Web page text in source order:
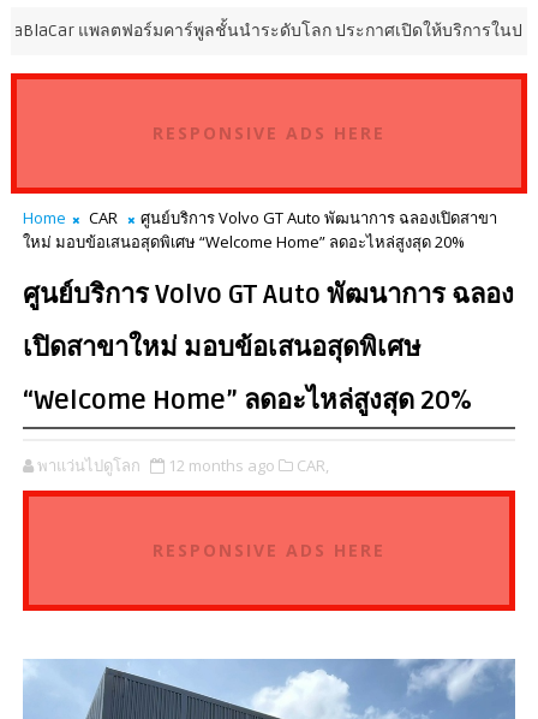
แพลตฟอร์มคาร์พูลชั้นนำระดับโลก ประกาศเปิดให้บริการในประเทศไทย
RESPONSIVE ADS HERE
Home CAR
ศูนย์บริการ Volvo GT Auto พัฒนาการ ฉลองเปิดสาขา
ใหม่ มอบข้อเสนอสุดพิเศษ “Welcome Home” ลดอะไหล่สูงสุด 20%
ศูนย์บริการ Volvo GT Auto พัฒนาการ ฉลอง
เปิดสาขาใหม่ มอบข้อเสนอสุดพิเศษ
“Welcome Home” ลดอะไหล่สูงสุด 20%
พาแว่นไปดูโลก 12 months ago CAR,
RESPONSIVE ADS HERE